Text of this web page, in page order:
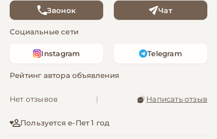
Звонок Чат
Социальные сети
Instagram Telegram
Рейтинг автора объявления
Нет отзывов Написать отзыв
Пользуется е-Пет 1 год